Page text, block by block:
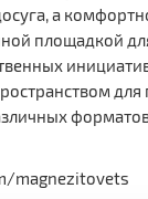
а
площадкой
для
magnezitovets